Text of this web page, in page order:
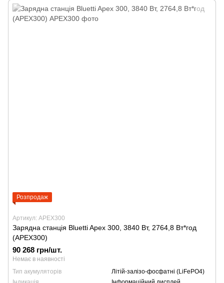
Розпродаж
Артикул: APEX300
Зарядна станція Bluetti Apex 300, 3840 Вт, 2764,8 Вт*год
(APEX300)
90 268 грн/шт.
Немає в наявності
Тип акумуляторів
Літій-залізо-фосфатні (LiFePO4)